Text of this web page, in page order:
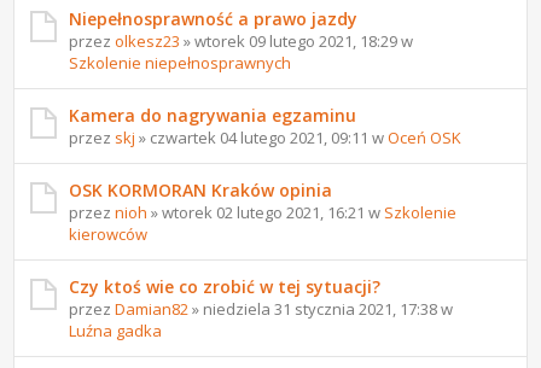
Niepełnosprawność a prawo jazdy
przezolkesz23 » wtorek 09 lutego 2021, 18:29 w
Szkolenie niepełnosprawnych
Kamera do nagrywania egzaminu
przez skj » czwartek 04 lutego 2021, 09:11 wOceń OSK
OSK KORMORAN Kraków opinia
przeznioh » wtorek 02 lutego 2021, 16:21 w Szkolenie
kierowców
Czy ktoś wie co zrobić w tej sytuacji?
przezDamian82 » niedziela 31 stycznia 2021, 17:38 w
Luźna gadka